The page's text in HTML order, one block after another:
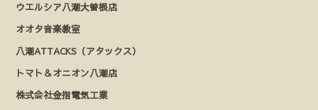
ウエルシア八潮大曽根店
オオタ音楽教室
八潮ATTACKS（アタックス）
トマト＆オニオン八潮店
株式会社金指電気工業